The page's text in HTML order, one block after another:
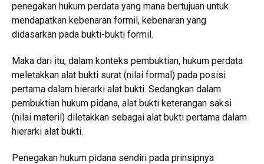
penegakan hukum perdata yang mana bertujuan untuk
mendapatkan kebenaran formil, kebenaran yang
didasarkan pada bukti-bukti formil.
Maka dari itu, dalam konteks pembuktian, hukum perdata
meletakkan alat bukti surat (nilai formal) pada posisi
pertama dalam hierarki alat bukti. Sedangkan dalam
pembuktian hukum pidana, alat bukti keterangan saksi
(nilai materil) diletakkan sebagai alat bukti pertama dalam
hierarki alat bukti.
Penegakan hukum pidana sendiri pada prinsipnya